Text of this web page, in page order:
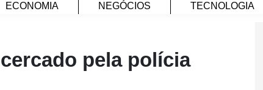
ECONOMIA NEGÓCIOS TECNOLOGIA
pela polícia